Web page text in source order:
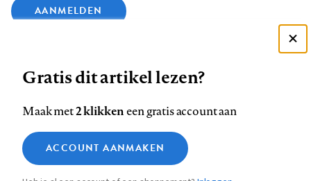
AANMELDEN
op
Facebook
op
LinkedIn
op
Bluesky
ons
op
InstagramYouTube
Footer
Contact Colofon Disclaimer Privacy
Medische vragen verdienen
betrouwbare antwoorden
Zie onze cookie policy
Analytische cookies
Gratis dit artikel lezen?
Maak met2 klikkeneen gratis account aan
ACCOUNT AANMAKEN